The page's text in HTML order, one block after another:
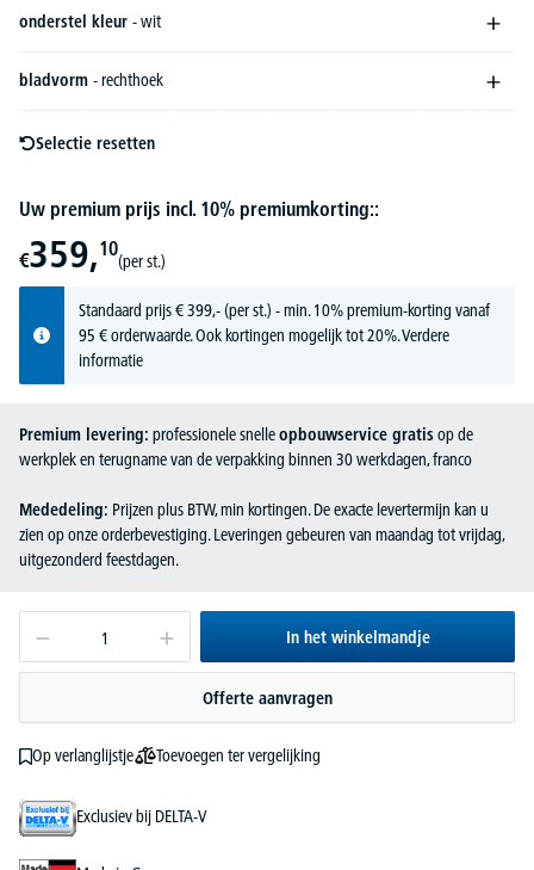
onderstel kleur - wit
bladvorm - rechthoek
Selectie resetten
Uw premium prijs incl. 10% premiumkorting::
€359,10
(per st.)
Standaard prijs€399,-(per st.) - min. 10% premium-korting vanaf
95 € orderwaarde. Ook kortingen mogelijk tot 20%.Verdere
informatie
Premium levering: professionele snelleopbouwservice gratisop de
werkplek en terugname van de verpakking binnen 30 werkdagen, franco
Mededeling: Prijzen plus BTW, min kortingen. De exacte levertermijn kan u
zien op onze orderbevestiging. Leveringen gebeuren van maandag tot vrijdag,
uitgezonderd feestdagen.
In het winkelmandje
Offerte aanvragen
Op verlanglijstje Toevoegen ter vergelijking
Exclusiev bij DELTA-V